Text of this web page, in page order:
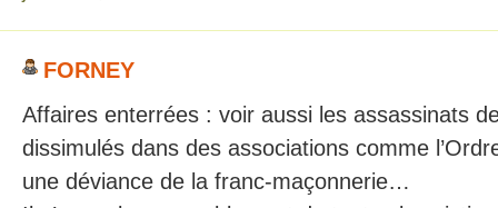
FORNEY
Affaires enterrées : voir aussi les assassinats
dissimulés dans des associations comme
une déviance de la franc-maçonnerie…